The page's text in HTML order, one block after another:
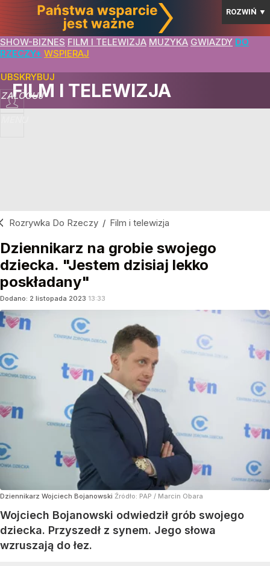
ROZWIŃ ▼
SHOW-BIZNES FILM I TELEWIZJA MUZYKA GWIAZDY DO
RZECZY+ WSPIERAJ
ZALOGUJ
FILM I TELEWIZJA
Rozrywka Do Rzeczy / Film i telewizja
Dziennikarz na grobie swojego
dziecka. "Jestem dzisiaj lekko
poskładany"
Dodano: 2 listopada 2023 13:33
Dziennikarz Wojciech Bojanowski Źródło: PAP / Marcin Obara
Wojciech Bojanowski odwiedził grób swojego
dziecka. Przyszedł z synem. Jego słowa
wzruszają do łez.